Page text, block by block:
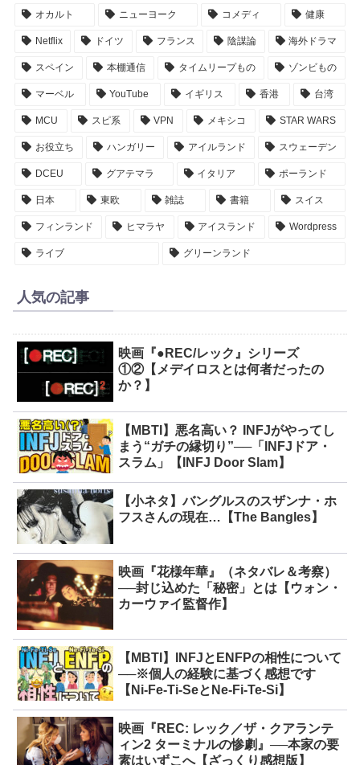
オカルト ニューヨーク コメディ 健康
Netflix ドイツ フランス 陰謀論 海外ドラマ
スペイン 本棚通信 タイムリープもの ゾンビもの
マーベル YouTube イギリス 香港 台湾
MCU スピ系 VPN メキシコ STAR WARS
お役立ち ハンガリー アイルランド スウェーデン
DCEU グアテマラ イタリア ポーランド
日本 東欧 雑誌 書籍 スイス
フィンランド ヒマラヤ アイスランド Wordpress
ライブ グリーンランド
人気の記事
映画『●REC/レック』シリーズ
①②【メデイロスとは何者だったの
か？】
【MBTI】悪名高い？ INFJがやってし
まう“ガチの縁切り”──「INFJドア・
スラム」【INFJ Door Slam】
【小ネタ】バングルスのスザンナ・ホ
フスさんの現在…【The Bangles】
映画『花様年華』（ネタバレ＆考察）
──封じ込めた「秘密」とは【ウォン・
カーウァイ監督作】
【MBTI】INFJとENFPの相性について
──※個人の経験に基づく感想です
【Ni-Fe-Ti-SeとNe-Fi-Te-Si】
映画『REC: レック／ザ・クアランテ
ィン2 ターミナルの惨劇』──本家の要
素はいずこへ【ざっくり感想版】